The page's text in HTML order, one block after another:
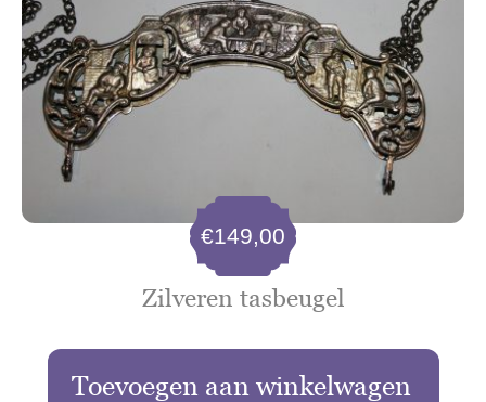
Zilveren tasbeugel
€149,00
Toevoegen aan winkelwagen